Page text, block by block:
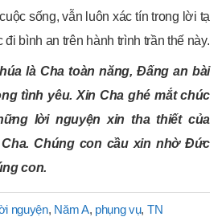
sống, vẫn luôn xác tín trong lời tạ
bình an trên hành trình trần thế này.
là Cha toàn năng, Đấng an bài
tình yêu. Xin Cha ghé mắt chúc
lời nguyện xin tha thiết của
Chúng con cầu xin nhờ Đức
con.
nguyện, Năm A, phụng vụ, TN